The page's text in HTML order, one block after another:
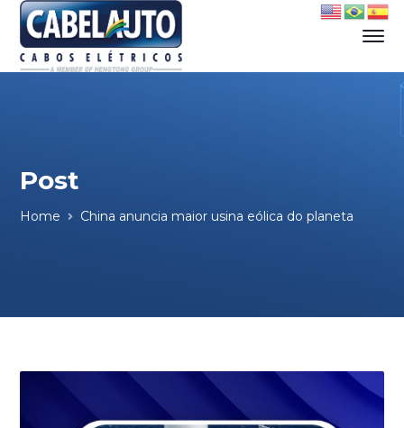
Post
Home China anuncia maior usina eólica do planeta